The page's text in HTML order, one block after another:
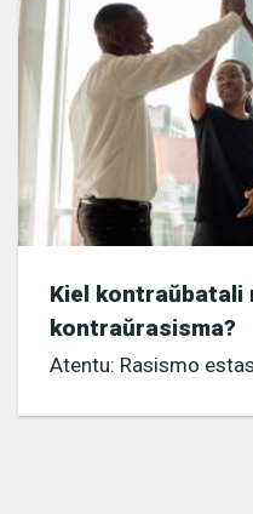
Kiel
kontraŭrasisma?
Atentu: Rasismo